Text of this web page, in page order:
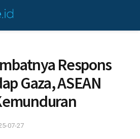
Respons
Gaza, ASEAN
07-27